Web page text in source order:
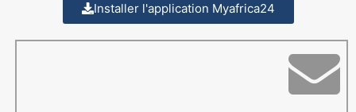
Installer l'application Myafrica24